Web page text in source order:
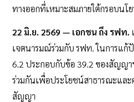
ทางออกที่เหมาะสมภายใต้กรอบนโ
22 มิ.ย. 2569 — เอกชน ถึง รฟท.
เจตนารมณ์ร่วมกับ รฟท. ในการแก้
6.2 ประกอบกับข้อ 39.2 ของสัญญา
ร่วมกันเพื่อประโยชน์สาธารณะและ
สัญญา